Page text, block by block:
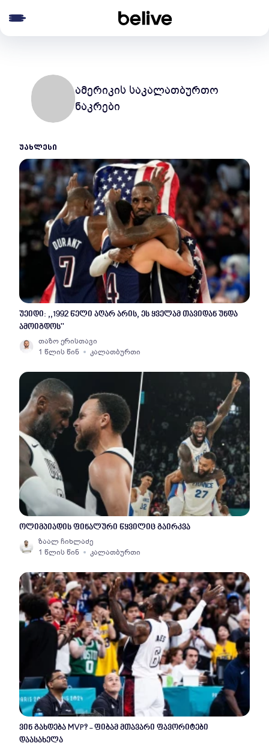
ამერიკის საკალათბურთო
ნაკრები
ᲣᲐᲮᲚᲔᲡᲘ
უეიდი: ,,1992 წელი აღარ არის, ეს ყველამ თავიდან უნდა
ამოიგდოს''
თაზო ერისთავი
1 წლის წინ
კალათბურთი
ოლიმპიადის ფინალური წყვილიც გაირკვა
ზაალ ჩიხლაძე
1 წლის წინ
კალათბურთი
ვინ გახდება MVP? - ფიბამ მთავარი ფავორიტები
დაასახელა